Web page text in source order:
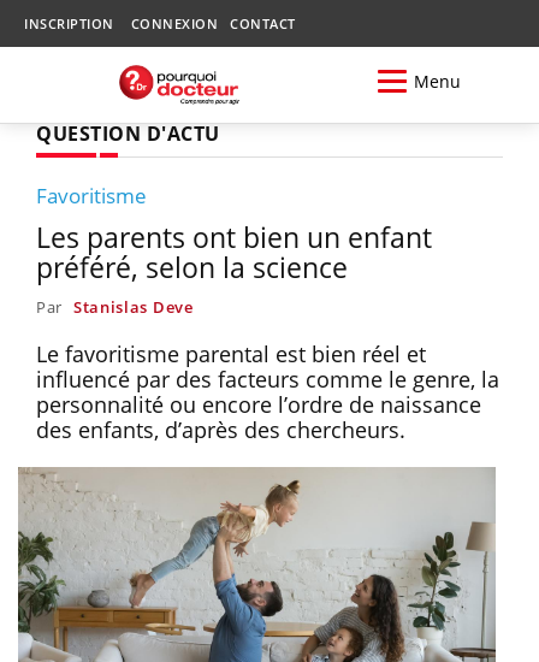
INSCRIPTION CONNEXION CONTACT
Menu
QUESTION D'ACTU
Favoritisme
Les parents ont bien un enfant
préféré, selon la science
Par Stanislas Deve
Le favoritisme parental est bien réel et
influencé par des facteurs comme le genre, la
personnalité ou encore l’ordre de naissance
des enfants, d’après des chercheurs.